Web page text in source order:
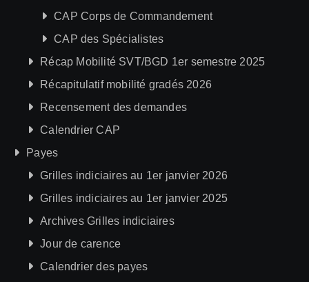
CAP Corps de Commandement
CAP des Spécialistes
Récap Mobilité SVT/BGD 1er semestre 2025
Récapitulatif mobilité gradés 2026
Recensement des demandes
Calendrier CAP
Payes
Grilles indiciaires au 1er janvier 2026
Grilles indiciaires au 1er janvier 2025
Archives Grilles indiciaires
Jour de carence
Calendrier des payes